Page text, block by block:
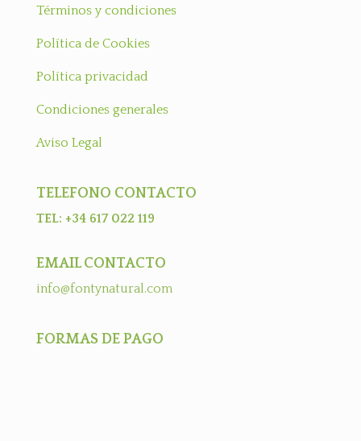
Términos y condiciones
Política de Cookies
Política privacidad
Condiciones generales
Aviso Legal
TELEFONO CONTACTO
TEL: +34 617 022 119
EMAIL CONTACTO
info@fontynatural.com
FORMAS DE PAGO